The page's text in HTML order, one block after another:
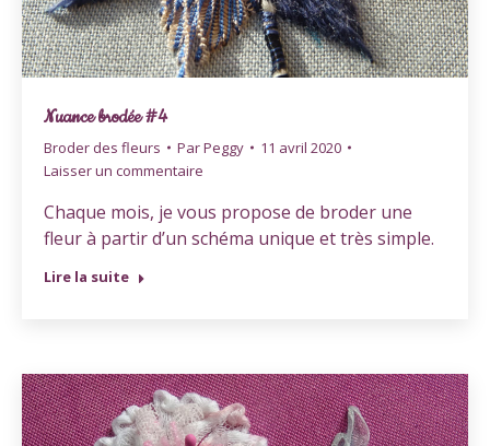
Nuance brodée #4
Broder des fleurs ParPeggy
11 avril 2020
Laisser un commentaire
Chaque mois, je vous propose de broder une
fleur à partir d’un schéma unique et très simple.
Lire la suite